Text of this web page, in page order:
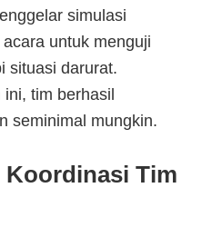
simulasi
untuk menguji
situasi darurat.
tim berhasil
seminimal mungkin.
Tim